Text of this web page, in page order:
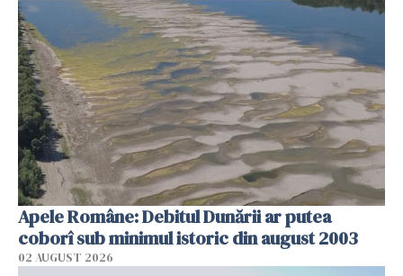
Apele Române: Debitul Dunării ar putea
coborî sub minimul istoric din august 2003
02 AUGUST 2026